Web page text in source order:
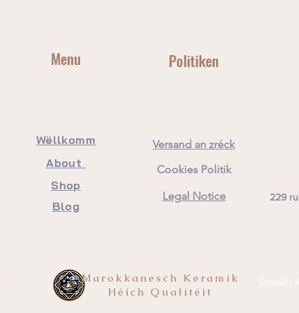
Menu Politiken
Wëllkomm
About
​Shop
Blog
Versand an zréck
Cookies Politik
Legal Notice
229
Marokkanesch Keramik
Héich Qualitéit